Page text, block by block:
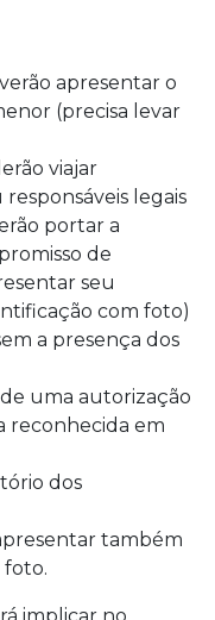
apresentar o
(precisa levar
viajar
legais
portar a
de
seu
com foto)
a presença dos
uma autorização
reconhecida em
dos
também